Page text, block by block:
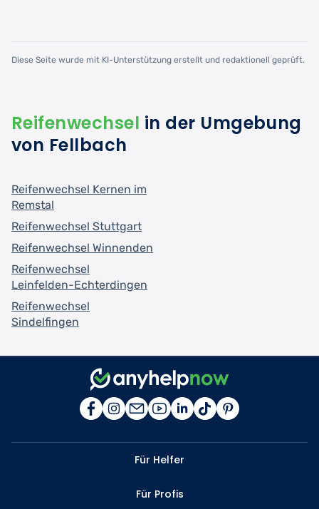
Diese Seite wurde mit KI-Unterstützung erstellt und redaktionell geprüft.
Reifenwechsel in der Umgebung
von Fellbach
Reifenwechsel Kernen im
Remstal
Reifenwechsel Stuttgart
Reifenwechsel Winnenden
Reifenwechsel
Leinfelden-Echterdingen
Reifenwechsel
Sindelfingen
Für Helfer
Für Profis